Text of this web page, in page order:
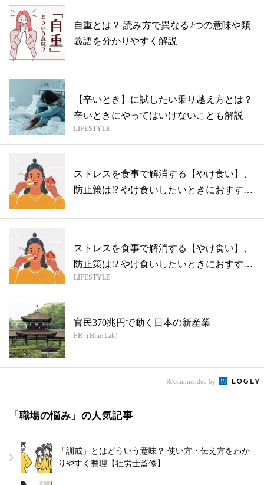
自重とは？ 読み方で異なる2つの意味や類
義語を分かりやすく解説
【辛いとき】に試したい乗り越え方とは？
辛いときにやってはいけないことも解説
LIFESTYLE
ストレスを食事で解消する【やけ食い】、
防止策は!? やけ食いしたいときにおすす
ストレスを食事で解消する【やけ食い】、
防止策は!? やけ食いしたいときにおすす
め...
LIFESTYLE
官民370兆円で動く日本の新産業
PR（Blue Lab）
Recommended by
「職場の悩み」の人気記事
「訓戒」とはどういう意味？ 使い方・伝え方をわか
りやすく整理【社労士監修】